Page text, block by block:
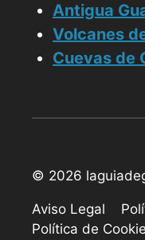
Antigua
Volcanes
Cuevas de
© 2026
Aviso Legal
Política de